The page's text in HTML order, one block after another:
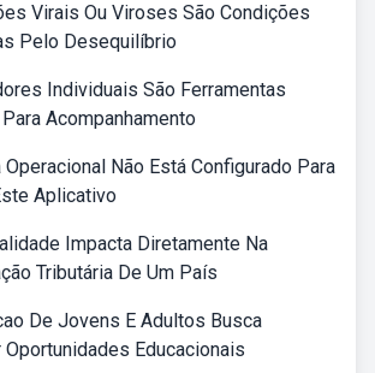
Virais Ou Viroses São Condições
Pelo Desequilíbrio
Individuais São Ferramentas
Acompanhamento
Não Está Configurado Para
Aplicativo
Impacta Diretamente Na
Tributária De Um País
De Jovens E Adultos Busca
Educacionais